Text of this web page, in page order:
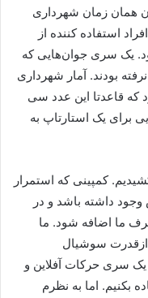
همان زمان شهرداری
استفاده کننده از
یک سری جوان‌هایی که
بودند. آمار شهرداری
که قاعدتا این عدد سی
برای یک استارتاپ به
کمپینی که استمرار
داشته باشد و در
ما اضافه شود. ما
ازقدرت سوشیال
یک سری حرکات آفلاین و
بکنیم. اما به نظرم